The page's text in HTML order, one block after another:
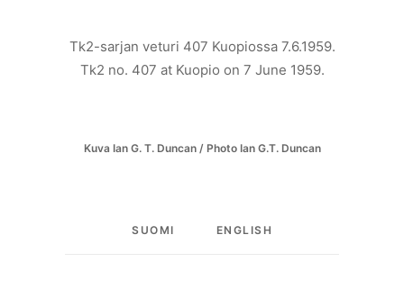
Tk2-sarjan veturi 407 Kuopiossa 7.6.1959.
Tk2 no. 407 at Kuopio on 7 June 1959.
Kuva Ian G. T. Duncan / Photo Ian G.T. Duncan
SUOMI ENGLISH